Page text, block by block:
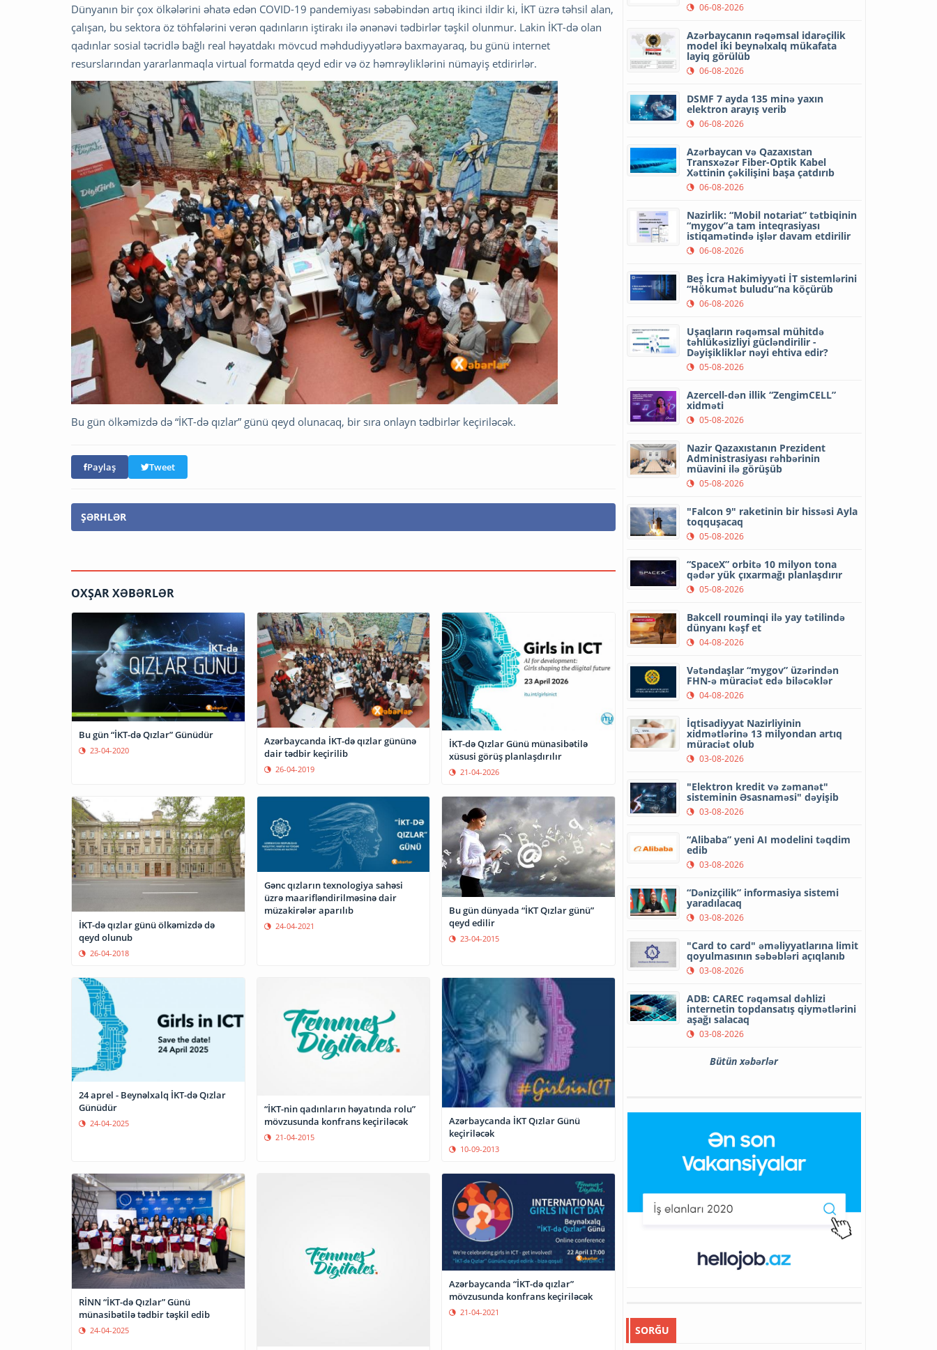
Dünyanın bir çox ölkələrini əhatə edən COVID-19 pandemiyası səbəbindən artıq ikinci ildir ki, İKT üzrə təhsil alan,
çalışan, bu sektora öz töhfələrini verən qadınların iştirakı ilə ənənəvi tədbirlər təşkil olunmur. Lakin İKT-də olan
qadınlar sosial təcridlə bağlı real həyatdakı mövcud məhdudiyyətlərə baxmayaraq, bu günü internet
resurslarından yararlanmaqla virtual formatda qeyd edir və öz həmrəyliklərini nümayiş etdirirlər.
Bu gün ölkəmizdə də “İKT-də qızlar” günü qeyd olunacaq, bir sıra onlayn tədbirlər keçiriləcək.
Paylaş Tweet
ŞƏRHLƏR
OXŞAR XƏBƏRLƏR
Bu gün “İKT-də Qızlar” Günüdür
23-04-2020
Azərbaycanda İKT-də qızlar gününə
dair tədbir keçirilib
26-04-2019
İKT-də Qızlar Günü münasibətilə
xüsusi görüş planlaşdırılır
21-04-2026
İKT-də qızlar günü ölkəmizdə də
qeyd olunub
26-04-2018
Gənc qızların texnologiya sahəsi
üzrə maarifləndirilməsinə dair
müzakirələr aparılıb
24-04-2021
Bu gün dünyada “İKT Qızlar günü”
qeyd edilir
23-04-2015
24 aprel - Beynəlxalq İKT-də Qızlar
Günüdür
24-04-2025
“İKT-nin qadınların həyatında rolu”
mövzusunda konfrans keçiriləcək
21-04-2015
Azərbaycanda İKT Qızlar Günü
keçiriləcək
10-09-2013
RİNN “İKT-də Qızlar” Günü
münasibətilə tədbir təşkil edib
24-04-2025
Azərbaycanda “İKT-də qızlar”
mövzusunda konfrans keçiriləcək
21-04-2021
06-08-2026
Azərbaycanın rəqəmsal idarəçilik
model iki beynəlxalq mükafata
layiq görülüb
06-08-2026
DSMF 7 ayda 135 minə yaxın
elektron arayış verib
06-08-2026
Azərbaycan və Qazaxıstan
Transxəzər Fiber-Optik Kabel
Xəttinin çəkilişini başa çatdırıb
06-08-2026
Nazirlik: “Mobil notariat” tətbiqinin
“mygov”a tam inteqrasiyası
istiqamətində işlər davam etdirilir
06-08-2026
Beş İcra Hakimiyyəti İT sistemlərini
“Hökumət buludu”na köçürüb
06-08-2026
Uşaqların rəqəmsal mühitdə
təhlükəsizliyi gücləndirilir -
Dəyişikliklər nəyi ehtiva edir?
05-08-2026
Azercell-dən illik “ZengimCELL”
xidməti
05-08-2026
Nazir Qazaxıstanın Prezident
Administrasiyası rəhbərinin
müavini ilə görüşüb
05-08-2026
"Falcon 9" raketinin bir hissəsi Ayla
toqquşacaq
05-08-2026
“SpaceX” orbitə 10 milyon tona
qədər yük çıxarmağı planlaşdırır
05-08-2026
Bakcell rouminqi ilə yay tətilində
dünyanı kəşf et
04-08-2026
Vətəndaşlar “mygov” üzərindən
FHN-ə müraciət edə biləcəklər
04-08-2026
İqtisadiyyat Nazirliyinin
xidmətlərinə 13 milyondan artıq
müraciət olub
03-08-2026
"Elektron kredit və zəmanət"
sisteminin Əsasnaməsi" dəyişib
03-08-2026
“Alibaba” yeni AI modelini təqdim
edib
03-08-2026
“Dənizçilik” informasiya sistemi
yaradılacaq
03-08-2026
"Card to card" əməliyyatlarına limit
qoyulmasının səbəbləri açıqlanıb
03-08-2026
ADB: CAREC rəqəmsal dəhlizi
internetin topdansatış qiymətlərini
aşağı salacaq
03-08-2026
Bütün xəbərlər
SORĞU